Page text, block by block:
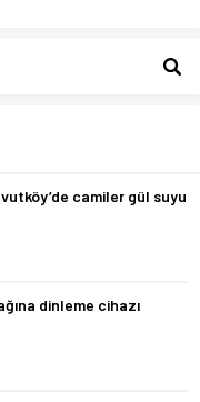
camiler gül suyu
dinleme cihazı